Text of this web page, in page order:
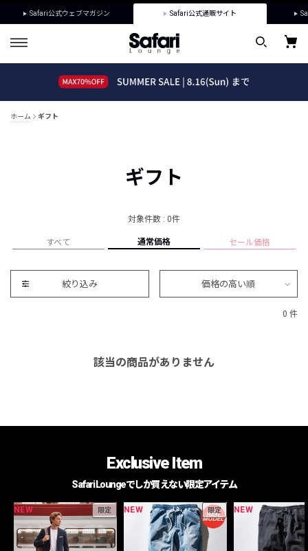
Safari公式ウェブマガジン Safari公式通販サイト
ホーム ギフト
ギフト
対象件数 : 0件
すべて 通常価格 セール価格
絞り込み 価格の高い順
0 件
該当の商品がありません
Exclusive Item
Safari Loungeでしか買えない限定アイテム
NEW 限定 NEW 限定 NEW